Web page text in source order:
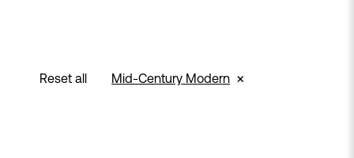
Reset all Mid-Century Modern ×